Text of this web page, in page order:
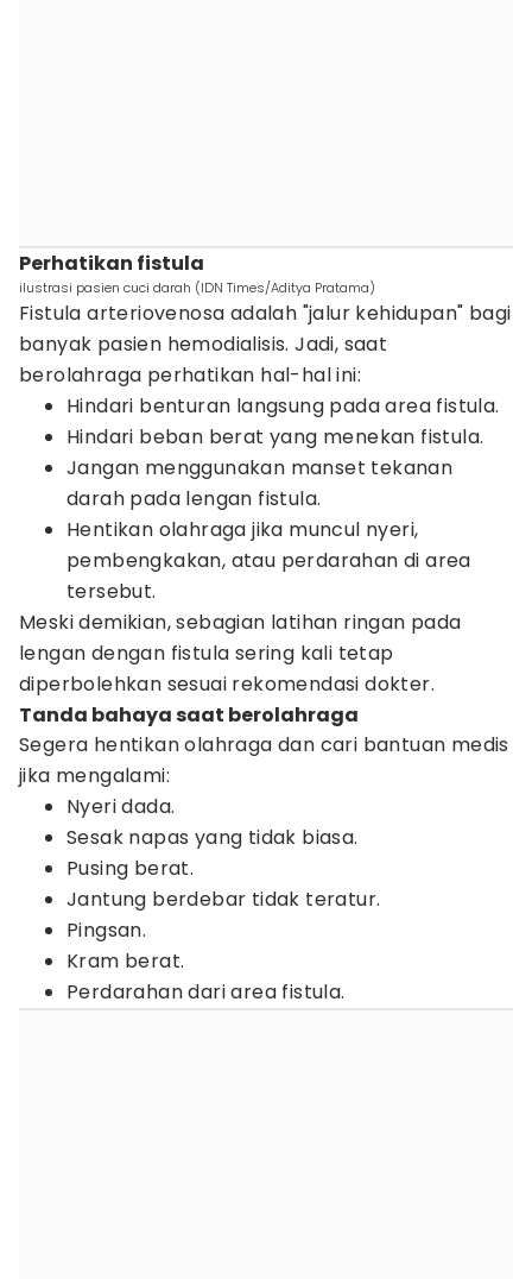
Perhatikan fistula
ilustrasi pasien cuci darah (IDN Times/Aditya Pratama)
Fistula arteriovenosa adalah "jalur kehidupan" bagi
banyak pasien hemodialisis. Jadi, saat
berolahraga perhatikan hal-hal ini:
Hindari benturan langsung pada area fistula.
Hindari beban berat yang menekan fistula.
Jangan menggunakan manset tekanan
darah pada lengan fistula.
Hentikan olahraga jika muncul nyeri,
pembengkakan, atau perdarahan di area
tersebut.
Meski demikian, sebagian latihan ringan pada
lengan dengan fistula sering kali tetap
diperbolehkan sesuai rekomendasi dokter.
Tanda bahaya saat berolahraga
Segera hentikan olahraga dan cari bantuan medis
jika mengalami:
Nyeri dada.
Sesak napas yang tidak biasa.
Pusing berat.
Jantung berdebar tidak teratur.
Pingsan.
Kram berat.
Perdarahan dari area fistula.